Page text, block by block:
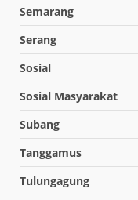
Semarang
Serang
Sosial
Sosial Masyarakat
Subang
Tanggamus
Tulungagung